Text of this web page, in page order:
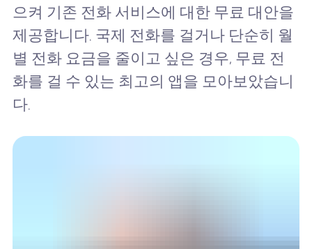
으켜 기존 전화 서비스에 대한 무료 대안을
제공합니다. 국제 전화를 걸거나 단순히 월
별 전화 요금을 줄이고 싶은 경우, 무료 전
화를 걸 수 있는 최고의 앱을 모아보았습니
다.